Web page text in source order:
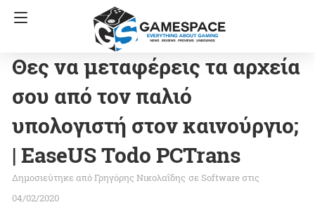
Θες να μεταφέρεις τα αρχεία
σου από τον παλιό
υπολογιστή στον καινούργιο;
| EaseUS Todo PCTrans
Γρηγόρης Νικολαΐδης σε Softwareστις
04/02/2020